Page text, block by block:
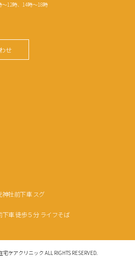
～12時、14時～18時
せ
神社前下車 スグ
車 徒歩５分 ライフそば
宅ケアクリニック ALL RIGHTS RESERVED.